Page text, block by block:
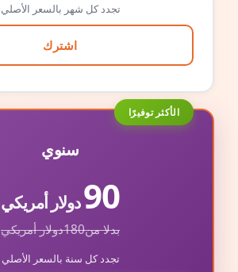
تجدد كل شهر بالسعر الأصلي
اشترك
الأكثر توفيرًا
سنوي
90دولار أمريكي
بدلا من180دولار أمريكي
تجدد كل سنة بالسعر الأصلي